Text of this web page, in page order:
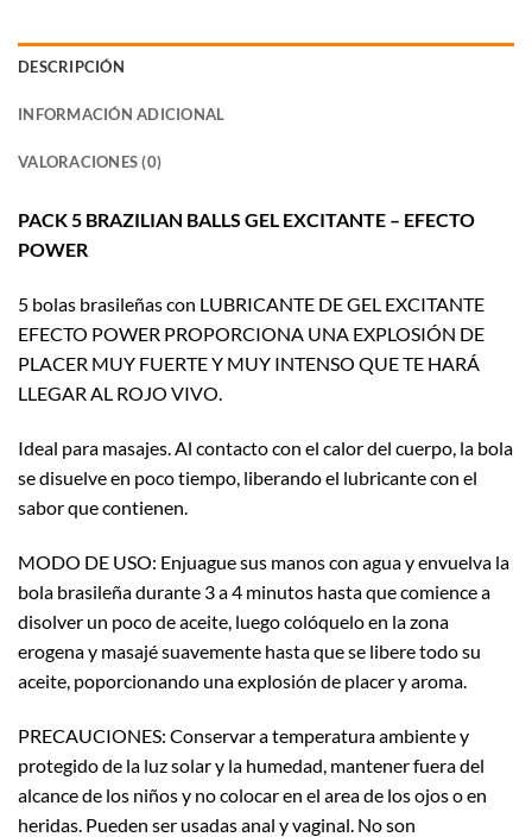
DESCRIPCIÓN
INFORMACIÓN ADICIONAL
VALORACIONES (0)
PACK 5 BRAZILIAN BALLS GEL EXCITANTE – EFECTO
POWER
5 bolas brasileñas con LUBRICANTE DE GEL EXCITANTE
EFECTO POWER PROPORCIONA UNA EXPLOSIÓN DE
PLACER MUY FUERTE Y MUY INTENSO QUE TE HARÁ
LLEGAR AL ROJO VIVO.
Ideal para masajes. Al contacto con el calor del cuerpo, la bola
se disuelve en poco tiempo, liberando el lubricante con el
sabor que contienen.
MODO DE USO: Enjuague sus manos con agua y envuelva la
bola brasileña durante 3 a 4 minutos hasta que comience a
disolver un poco de aceite, luego colóquelo en la zona
erogena y masajé suavemente hasta que se libere todo su
aceite, poporcionando una explosión de placer y aroma.
PRECAUCIONES: Conservar a temperatura ambiente y
protegido de la luz solar y la humedad, mantener fuera del
alcance de los niños y no colocar en el area de los ojos o en
heridas. Pueden ser usadas anal y vaginal. No son